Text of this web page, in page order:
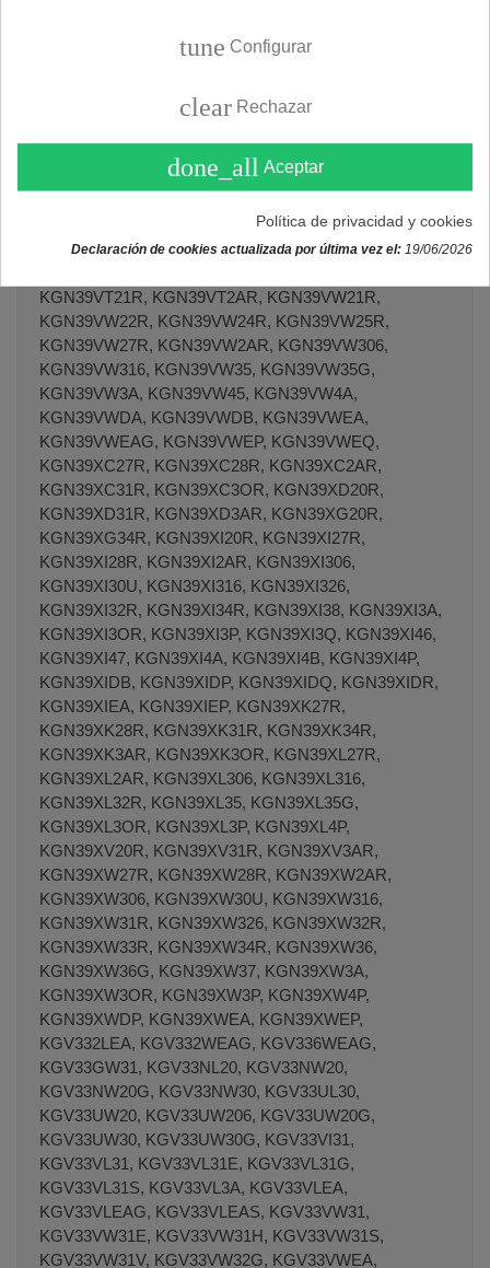
KGN39VI3B, KGN39VI45, KGN39VI4A, KGN39VI4B,
KGN39VK22R, KGN39VK24R, KGN39VK25R,
KGN39VL27R, KGN39VL2AR, KGN39VL306,
KGN39VL3AG, KGN39VL3B, KGN39VL45,
KGN39VLDA, KGN39VLDB, KGN39VLEA,
KGN39VT21R, KGN39VT2AR, KGN39VW21R,
KGN39VW22R, KGN39VW24R, KGN39VW25R,
KGN39VW27R, KGN39VW2AR, KGN39VW306,
KGN39VW316, KGN39VW35, KGN39VW35G,
KGN39VW3A, KGN39VW45, KGN39VW4A,
KGN39VWDA, KGN39VWDB, KGN39VWEA,
KGN39VWEAG, KGN39VWEP, KGN39VWEQ,
KGN39XC27R, KGN39XC28R, KGN39XC2AR,
KGN39XC31R, KGN39XC3OR, KGN39XD20R,
KGN39XD31R, KGN39XD3AR, KGN39XG20R,
KGN39XG34R, KGN39XI20R, KGN39XI27R,
KGN39XI28R, KGN39XI2AR, KGN39XI306,
KGN39XI30U, KGN39XI316, KGN39XI326,
KGN39XI32R, KGN39XI34R, KGN39XI38, KGN39XI3A,
KGN39XI3OR, KGN39XI3P, KGN39XI3Q, KGN39XI46,
KGN39XI47, KGN39XI4A, KGN39XI4B, KGN39XI4P,
KGN39XIDB, KGN39XIDP, KGN39XIDQ, KGN39XIDR,
KGN39XIEA, KGN39XIEP, KGN39XK27R,
KGN39XK28R, KGN39XK31R, KGN39XK34R,
KGN39XK3AR, KGN39XK3OR, KGN39XL27R,
KGN39XL2AR, KGN39XL306, KGN39XL316,
KGN39XL32R, KGN39XL35, KGN39XL35G,
KGN39XL3OR, KGN39XL3P, KGN39XL4P,
KGN39XV20R, KGN39XV31R, KGN39XV3AR,
KGN39XW27R, KGN39XW28R, KGN39XW2AR,
KGN39XW306, KGN39XW30U, KGN39XW316,
KGN39XW31R, KGN39XW326, KGN39XW32R,
KGN39XW33R, KGN39XW34R, KGN39XW36,
KGN39XW36G, KGN39XW37, KGN39XW3A,
KGN39XW3OR, KGN39XW3P, KGN39XW4P,
KGN39XWDP, KGN39XWEA, KGN39XWEP,
KGV332LEA, KGV332WEAG, KGV336WEAG,
KGV33GW31, KGV33NL20, KGV33NW20,
KGV33NW20G, KGV33NW30, KGV33UL30,
KGV33UW20, KGV33UW206, KGV33UW20G,
KGV33UW30, KGV33UW30G, KGV33VI31,
KGV33VL31, KGV33VL31E, KGV33VL31G,
KGV33VL31S, KGV33VL3A, KGV33VLEA,
KGV33VLEAG, KGV33VLEAS, KGV33VW31,
KGV33VW31E, KGV33VW31H, KGV33VW31S,
KGV33VW31V, KGV33VW32G, KGV33VWEA,
tune Configurar
clear Rechazar
done_all Aceptar
Política de privacidad y cookies
Declaración de cookies actualizada por última vez el: 19/06/2026